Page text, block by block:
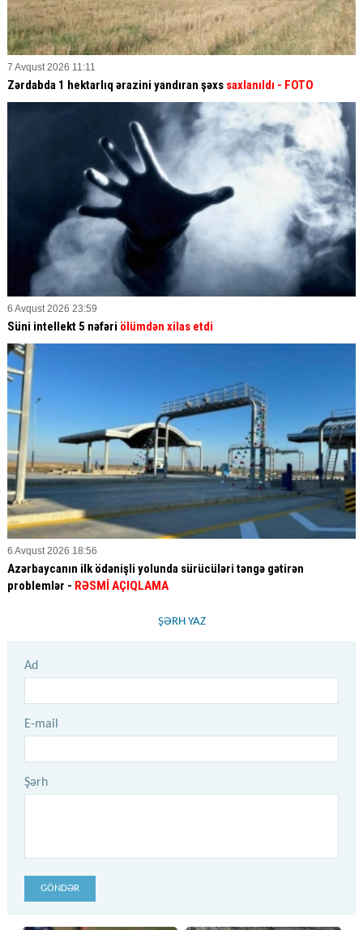
7 Avqust 2026 11:11
Zərdabda 1 hektarlıq ərazini yandıran şəxs saxlanıldı - FOTO
6 Avqust 2026 23:59
Süni intellekt 5 nəfəri ölümdən xilas etdi
6 Avqust 2026 18:56
Azərbaycanın ilk ödənişli yolunda sürücüləri təngə gətirən
problemlər - RƏSMİ AÇIQLAMA
ŞƏRH YAZ
Ad
E-mail
Şərh
GÖNDƏR